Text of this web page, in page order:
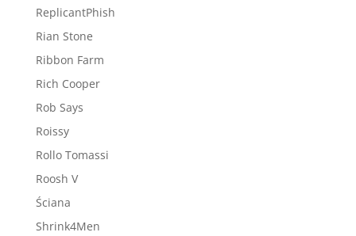
ReplicantPhish
Rian Stone
Ribbon Farm
Rich Cooper
Rob Says
Roissy
Rollo Tomassi
Roosh V
Ściana
Shrink4Men